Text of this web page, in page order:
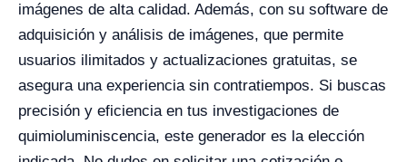
imágenes de alta calidad. Además, con su software de
adquisición y análisis de imágenes, que permite
usuarios ilimitados y actualizaciones gratuitas, se
asegura una experiencia sin contratiempos. Si buscas
precisión y eficiencia en tus investigaciones de
quimioluminiscencia, este generador es la elección